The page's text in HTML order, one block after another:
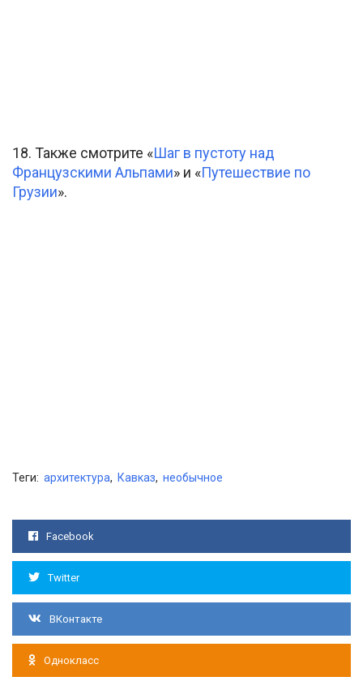
18. Также смотрите «Шаг в пустоту над
Французскими Альпами» и «Путешествие по
Грузии».
Теги: архитектура, Кавказ, необычное
Facebook
Twitter
ВКонтакте
Однокласс